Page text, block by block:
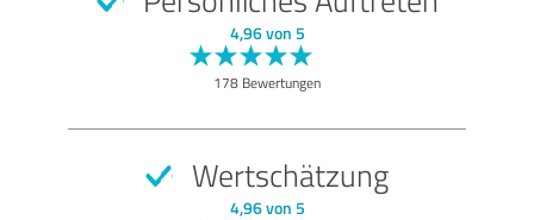
4,96 von 5
178 Bewertungen
Wertschätzung
4,96 von 5